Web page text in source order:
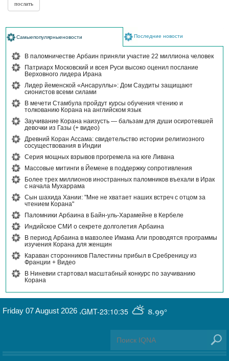
Самыепопулярныеновости Последние новости
В паломничестве Арбаин приняли участие 22 миллиона человек
Патриарх Московский и всея Руси высоко оценил послание
Верховного лидера Ирана
Лидер йеменской «Ансаруллы»: Дом Саудиты защищают
сионистов всеми силами
В мечети Стамбула пройдут курсы обучения чтению и
толкованию Корана на английском язык
Заучивание Корана наизусть — бальзам для души осиротевшей
девочки из Газы (+ видео)
Древний Коран Ассама: свидетельство истории религиозного
сосуществования в Индии
Серия мощных взрывов прогремела на юге Ливана
Массовые митинги в Йемене в поддержку сопротивления
Более трех миллионов иностранных паломников въехали в Ирак
с начала Мухаррама
Сын шахида Хании: "Мне не хватает наших встреч с отцом за
чтением Корана"
Паломники Арбаина в Байн-уль-Харамейне в Кербеле
Индийское СМИ о секрете долголетия Арбаина
В период Арбаина в мавзолее Имама Али проводятся программы
изучения Корана для женщин
Караван сторонников Палестины прибыл в Сребреницу из
Франции + Видео
В Ниневии стартовал масштабный конкурс по заучиванию
Корана
GMT-23:10:35 8.99°
Friday 07 August 2026 ,